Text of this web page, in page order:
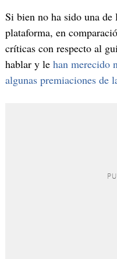
Si bien no ha sido una de
plataforma, en
críticas con respecto al
hablar y le han merecido
algunas premiaciones de